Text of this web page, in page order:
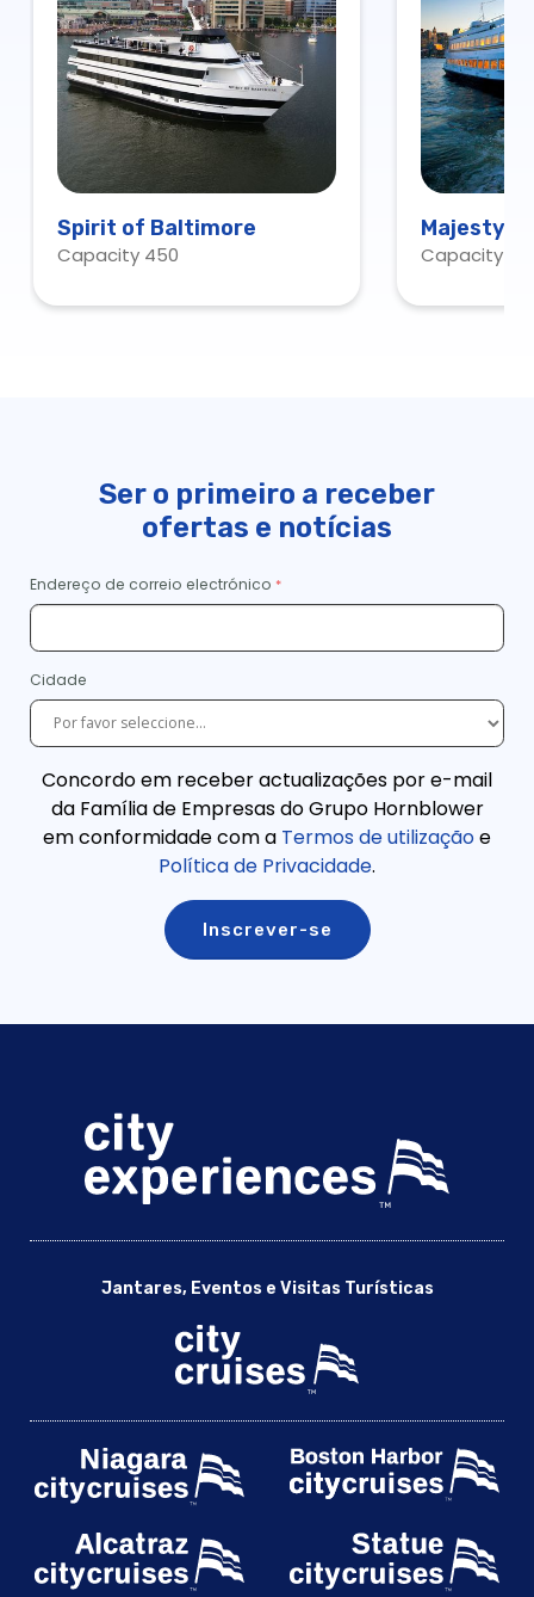
Spirit of Baltimore
Capacity 450
Majesty
Capacity
Ser o primeiro a receber
ofertas e notícias
Endereço de correio electrónico
Cidade
Concordo em receber actualizações por e-mail
da Família de Empresas do Grupo Hornblower
em conformidade com a Termos de utilizaçãoe
Política de Privacidade.
Jantares, Eventos e Visitas Turísticas